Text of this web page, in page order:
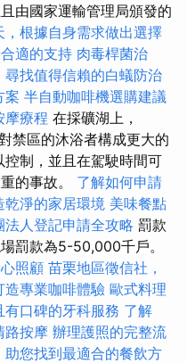
由國家運輸管理局頒發的
根據自身需求做出選擇
適的支持 肉毒桿菌治
尋找值得信賴的白蟻防治
案 半自動咖啡機選購建議
摩療程 在採礦湖上，
禁區的沐浴者構成更大的
制，並且在駕駛時間可
的事故。 了解如何申請
乾淨的家居環境 美味餐點
法人登記申請全攻略 罰款
罰款為5-50,000千戶。
照顧 苗栗地區徵信社，
造專業咖啡體驗 歐式料理
口碑的牙科服務 了解
路按摩 辦理護照的完整流
助您找到最適合的餐飲方